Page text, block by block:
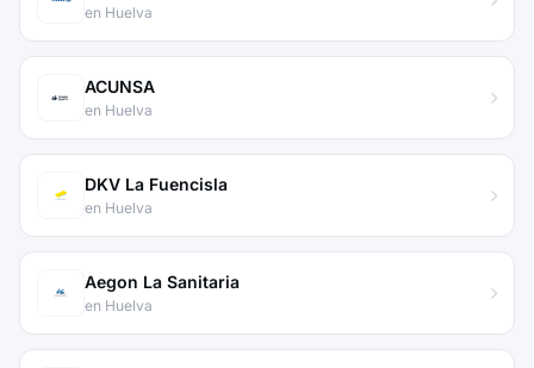
en Huelva
ACUNSA
en Huelva
DKV La Fuencisla
en Huelva
Aegon La Sanitaria
en Huelva